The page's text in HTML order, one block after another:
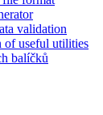
validation
of useful utilities
balíčků